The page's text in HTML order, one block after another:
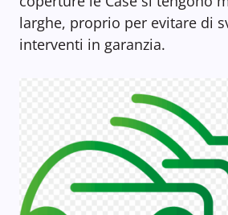
larghe, proprio per evitare di
interventi in garanzia.